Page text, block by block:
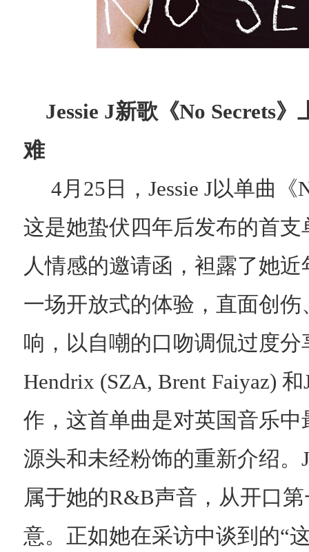
Jessie J新歌《No Secrets
难
4月25日，Jessie J以单曲
这是她蛰伏四年后发布的首
人情感的邀请函，袒露了她
一场开放式的体验，直面创
响，以自嘲的口吻调侃过度
Hendrix (SZA, Brent Faiyaz)
作，这首单曲是对英国音乐
源头和未经粉饰的重新介绍。
属于她的R&B声音，从开口
意。正如她在采访中谈到的“